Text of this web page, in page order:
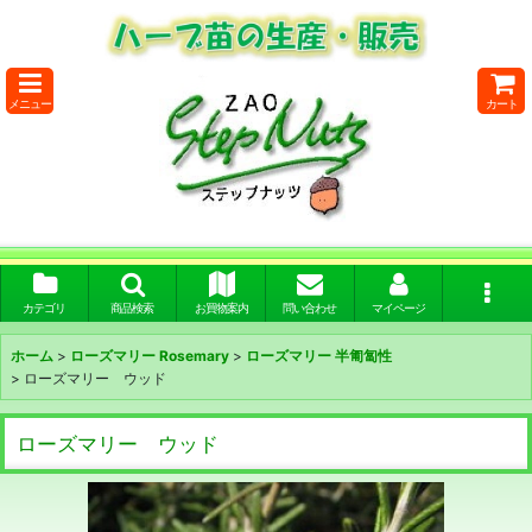
メニュー カート
カテゴリ 商品検索 お買物案内 問い合わせ マイページ
ホーム > ローズマリー Rosemary > ローズマリー 半匍匐性
> ローズマリー ウッド
ローズマリー ウッド